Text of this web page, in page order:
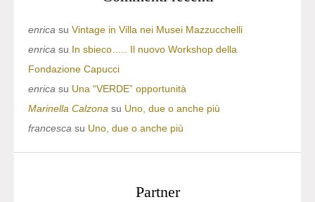
enrica su Vintage in Villa nei Musei Mazzucchelli
enrica su In sbieco….. Il nuovo Workshop della
Fondazione Capucci
enrica su Una “VERDE” opportunità
Marinella Calzona su Uno, due o anche più
francesca su Uno, due o anche più
Partner